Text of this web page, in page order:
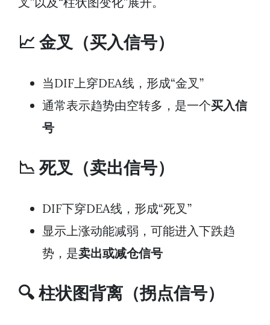
📈 金叉（买入信号）
当DIF上穿DEA线，形成“金叉”
通常表示趋势由空转多，是一个买入信
号
📉 死叉（卖出信号）
DIF下穿DEA线，形成“死叉”
显示上涨动能减弱，可能进入下跌趋
势，是卖出或减仓信号
🔍 柱状图背离（拐点信号）